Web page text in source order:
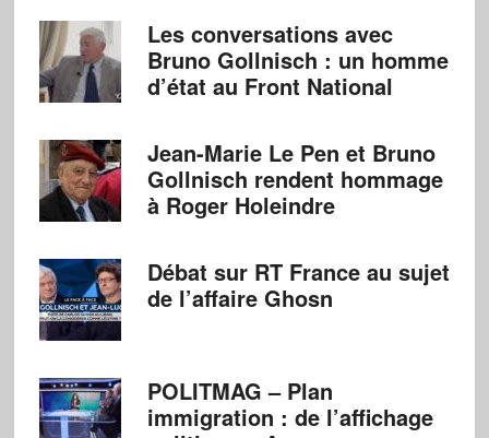
Les conversations avec
Bruno Gollnisch : un homme
d’état au Front National
Jean-Marie Le Pen et Bruno
Gollnisch rendent hommage
à Roger Holeindre
Débat sur RT France au sujet
de l’affaire Ghosn
POLITMAG – Plan
immigration : de l’affichage